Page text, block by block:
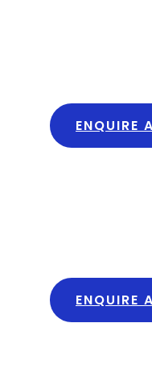
ENQUIRE
ENQUIRE